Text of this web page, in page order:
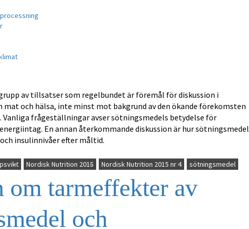
av tillsatser som regelbundet är föremål för diskussion i
och hälsa, inte minst mot bakgrund av den ökande förekomsten
Vanliga frågeställningar avser sötningsmedels betydelse för
En annan återkommande diskussion är hur sötningsmedel
insulinnivåer efter måltid.
Nordisk Nutrition 2015 Nordisk Nutrition 2015 nr 4 sötningsmedel
om tarmeffekter av
och